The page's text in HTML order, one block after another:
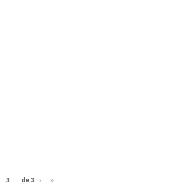
de3 › »